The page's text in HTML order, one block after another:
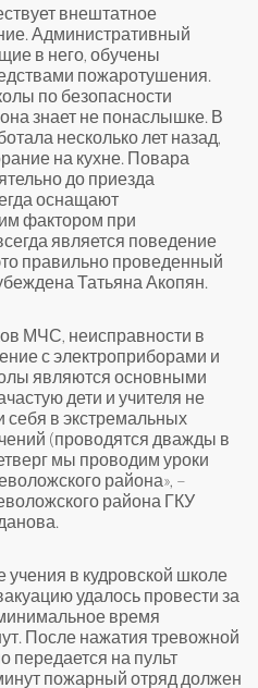
внештатное
Административный
в него, обучены
пожаротушения.
по безопасности
знает не понаслышке. В
несколько лет назад,
на кухне. Повара
до приезда
оснащают
фактором при
является поведение
правильно проведенный
Татьяна Акопян.
МЧС, неисправности в
с электроприборами и
являются основными
дети и учителя не
себя в экстремальных
(проводятся дважды в
мы проводим уроки
района», –
района ГКУ
в кудровской школе
удалось провести за
время
После нажатия тревожной
передается на пульт
пожарный отряд должен